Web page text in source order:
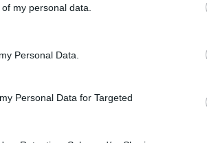
my personal data.
Personal Data.
Personal Data for Targeted
Kedd-től péntek-ig 11.00-este 18.00